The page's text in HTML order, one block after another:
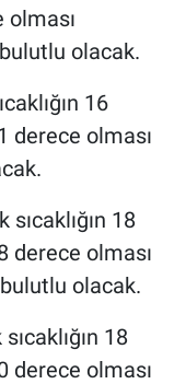
olması
olacak.
16
derece olması
18
derece olması
olacak.
18
derece olması